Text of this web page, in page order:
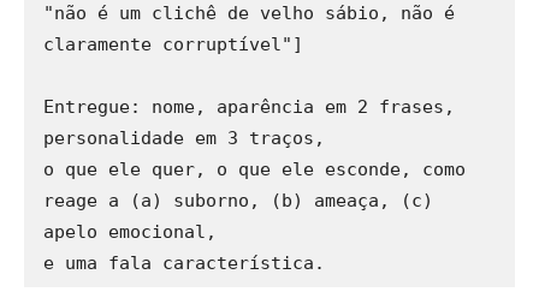
"não é um clichê de velho sábio, não é
claramente corruptível"]
Entregue: nome, aparência em 2 frases,
personalidade em 3 traços,
o que ele quer, o que ele esconde, como
reage a (a) suborno, (b) ameaça, (c)
apelo emocional,